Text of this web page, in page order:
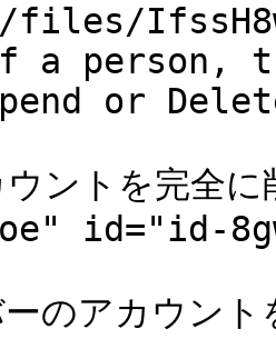
a person,
or
ントを完全
id="id-
のアカウン